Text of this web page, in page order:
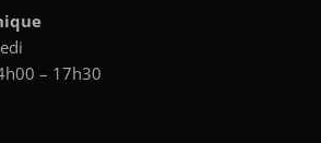
– 17h30